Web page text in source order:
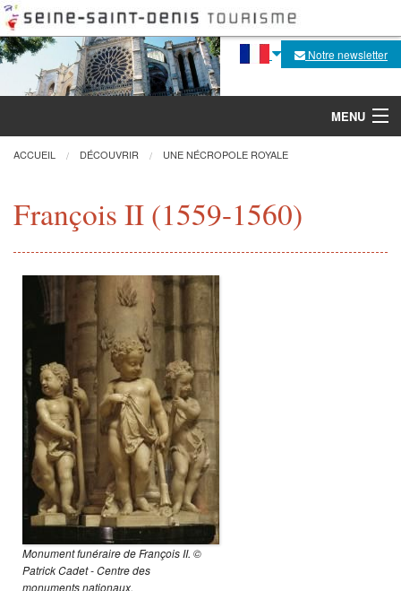
Notre newsletter
MENU
Découvrir
Agenda
Fabrique de la flèche
Visites, activités
Pratique
Restauration
CMN
Fouilles
ACCUEIL DÉCOUVRIR UNE NÉCROPOLE ROYALE
François II (1559-1560)
Monument funéraire de François II. ©
Patrick Cadet - Centre des
monuments nationaux.